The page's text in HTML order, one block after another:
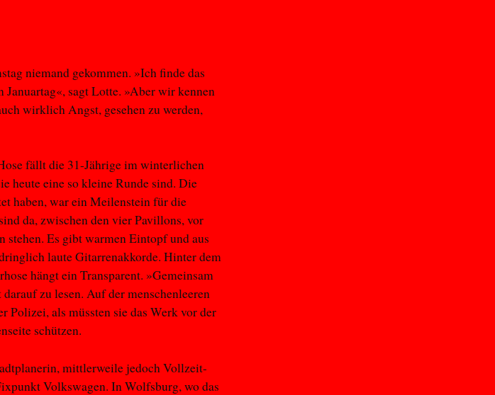
niemand gekommen. »Ich finde das
sagt Lotte. »Aber wir kennen
wirklich Angst, gesehen zu werden,
fällt die 31-Jährige im winterlichen
heute eine so kleine Runde sind. Die
haben, war ein Meilenstein für die
da, zwischen den vier Pavillons, vor
Es gibt warmen Eintopf und aus
laute Gitarrenakkorde. Hinter dem
hängt ein Transparent. »Gemeinsam
zu lesen. Auf der menschenleeren
Polizei, als müssten sie das Werk vor der
schützen.
mittlerweile jedoch Vollzeit-
Volkswagen. In Wolfsburg, wo das